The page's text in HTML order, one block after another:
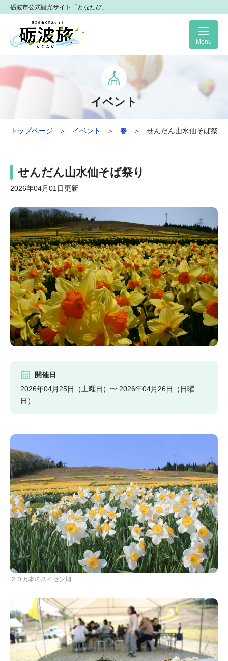
砺波市公式観光サイト「となたび」
イベント
トップページ ＞ イベント ＞ 春 ＞ せんだん山水仙そば祭り
せんだん山水仙そば祭り
2026年04月01日更新
開催日
2026年04月25日（土曜日）〜 2026年04月26日（日曜
日）
２０万本のスイセン畑